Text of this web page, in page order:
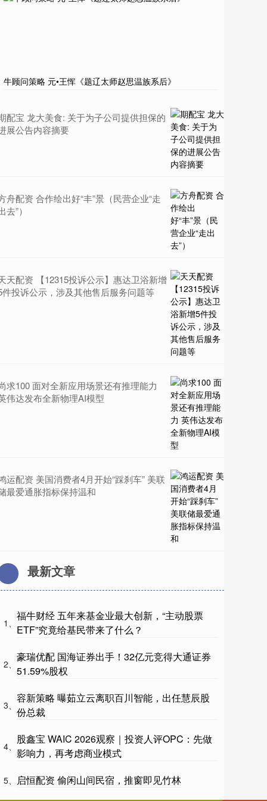
牛顾问策略 元•王恽《题辽太师赵思温族系后》
配宝 龙大美食: 关于为子公司提供担保的
展公告内容摘要
舟配资 合作绘出好“丰”景（民营企业“走
去”）
天配资 【12315投诉公示】惠达卫浴新增
件投诉公示，涉及其他售后服务问题等
求100 面对全新应用场景还有推理能力
伟达发布全新物理AI模型
运配资 美国消费者4月开始“踩刹车” 美联
最爱通胀指标保持温和
最新文章
1、
福牛财经 五年来基金业最大创新，“主动股票
ETF”究竟给基民带来了什么？
2、
豪瑞优配 国海证券出手！32亿元竞得大通证券
51.59%股权
3、
容新策略 曝茹立云离职百川智能，出任慧辰股
份总裁
4、
股鑫宝 WAIC 2026观察｜投资人评OPC：先做
影响力，再考虑商业模式
5、 启恒配资 偷闲山间民宿，推窗即见竹林